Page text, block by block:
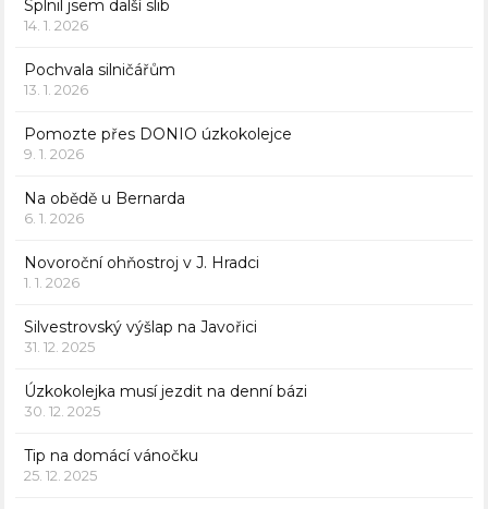
Splnil jsem další slib
14. 1. 2026
Pochvala silničářům
13. 1. 2026
Pomozte přes DONIO úzkokolejce
9. 1. 2026
Na obědě u Bernarda
6. 1. 2026
Novoroční ohňostroj v J. Hradci
1. 1. 2026
Silvestrovský výšlap na Javořici
31. 12. 2025
Úzkokolejka musí jezdit na denní bázi
30. 12. 2025
Tip na domácí vánočku
25. 12. 2025